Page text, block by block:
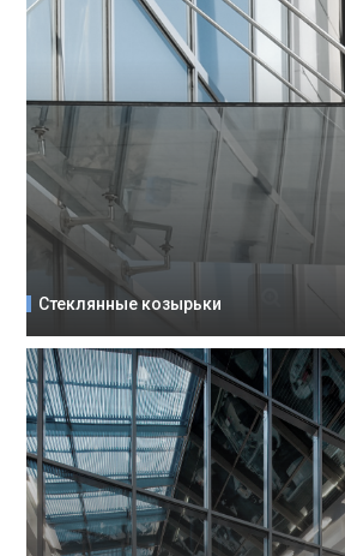
Стеклянные козырьки